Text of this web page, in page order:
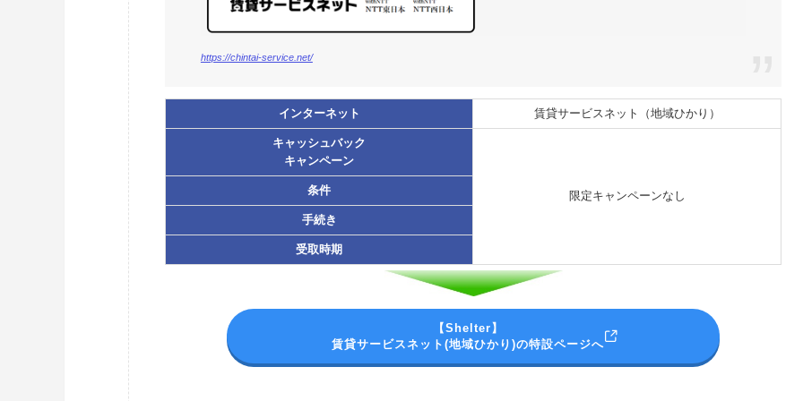
https://chintai-service.net/
インターネット 賃貸サービスネット（地域ひかり）
キャッシュバック
キャンペーン
限定キャンペーンなし
条件
手続き
受取時期
【Shelter】
賃貸サービスネット(地域ひかり)の特設ページへ